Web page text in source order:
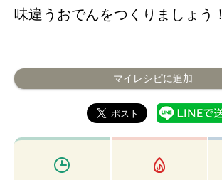
味違うおでんをつくりましょう！
マイレシピに追加